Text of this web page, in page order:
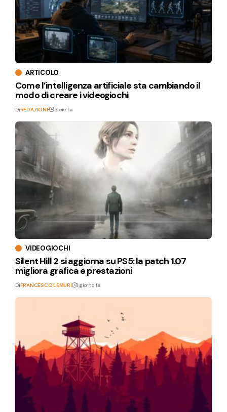
ARTICOLO
Come l’intelligenza artificiale sta cambiando il
modo di creare i videogiochi
DiREDAZIONE 5 ore fa
VIDEOGIOCHI
Silent Hill 2 si aggiorna su PS5: la patch 1.07
migliora grafica e prestazioni
DiFRANCESCO LEMURI 1 giorno fa